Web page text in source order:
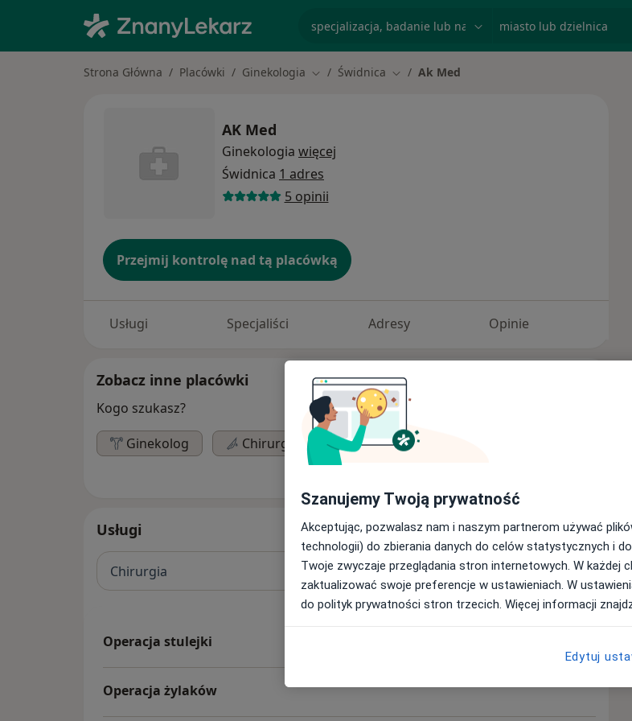
Strona Główna Placówki Ginekologia Zmień miasto
Świdnica Zmień miasto
Ak Med
AK Med
Ginekologia więcej
Świdnica 1 adres
5 opinii
Przejmij kontrolę nad tą placówką
Usługi Specjaliści Adresy Opinie
Zobacz inne placówki
Kogo szukasz?
Ginekolog
Chirurg
Usługi
Chirurgia
Operacja stulejki
Operacja żylaków
Szanujemy Twoją prywatność
Akceptując, pozwalasz nam i naszym partnerom używać
technologii) do zbierania danych do celów statystycznych i
Twoje zwyczaje przeglądania stron internetowych. W każdej
zaktualizować swoje preferencje w ustawieniach. W
do polityk prywatności stron trzecich. Więcej informacji
Edytuj